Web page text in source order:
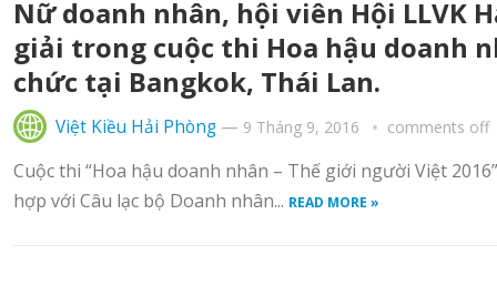
Nữ doanh nhân, hội viên Hội LLVK
giải trong cuộc thi Hoa hậu doanh
chức tại Bangkok, Thái Lan.
Việt Kiều Hải Phòng — 9 Tháng 9, 2016 comments off
Cuộc thi “Hoa hậu doanh nhân – Thế giới người Việt
hợp với Câu lạc bộ Doanh nhân... READ MORE »